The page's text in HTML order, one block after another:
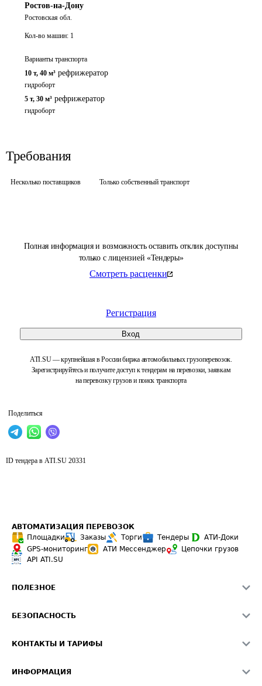
Полная информация и возможность оставить отклик доступны
только с лицензией «Тендеры»
Смотреть расценки
Регистрация
Вход
ATI.SU — крупнейшая в России биржа автомобильных грузоперевозок.
Зарегистрируйтесь и получите доступ к тендерам на перевозки, заявкам
на перевозку грузов и поиск транспорта
Поделиться
Ростов-на-Дону
Ростовская обл.
Кол-во машин: 1
Варианты транспорта
10 т, 40 м³ рефрижератор
гидроборт
5 т, 30 м³ рефрижератор
гидроборт
Требования
Несколько поставщиков Только собственный транспорт
ID тендера в ATI.SU 20331
АВТОМАТИЗАЦИЯ ПЕРЕВОЗОК
Площадки
Заказы Торги Тендеры
АТИ-Доки
GPS-мониторинг
АТИ Мессенджер
Цепочки грузов
API ATI.SU
ПОЛЕЗНОЕ
Звезды ATI.SU на вашем сайте
Средние ставки
БЕЗОПАСНОСТЬ
Светофор+
КОНТАКТЫ И ТАРИФЫ
ИНФОРМАЦИЯ